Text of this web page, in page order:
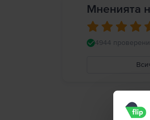
Мненията
4944